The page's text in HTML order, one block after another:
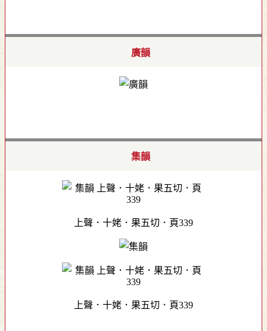
廣韻
集韻
上聲．十姥．果五切．頁339
上聲．十姥．果五切．頁339